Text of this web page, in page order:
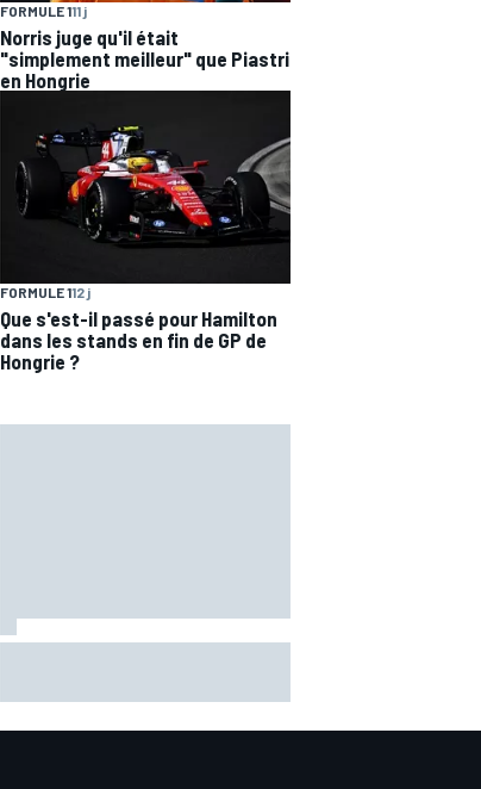
FORMULE 111 j
Norris juge qu'il était
"simplement meilleur" que Piastri
en Hongrie
FORMULE 112 j
Que s'est-il passé pour Hamilton
dans les stands en fin de GP de
Hongrie ?